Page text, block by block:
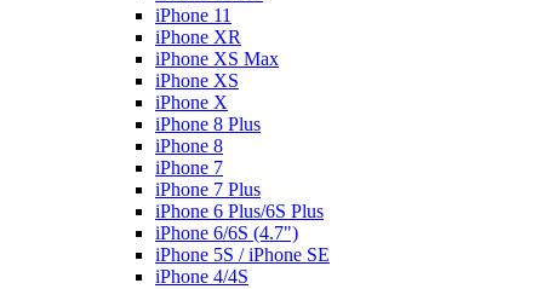
iPhone 11
iPhone XR
iPhone XS Max
iPhone XS
iPhone X
iPhone 8 Plus
iPhone 8
iPhone 7
iPhone 7 Plus
iPhone 6 Plus/6S Plus
iPhone 6/6S (4.7")
iPhone 5S / iPhone SE
iPhone 4/4S